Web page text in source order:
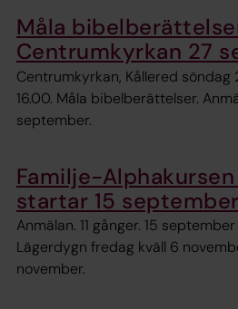
Måla
Centrumkyrkan 27
Centrumkyrkan, Kållered söndag
16.00. Måla bibelberättelser.
september.
Familje-
startar 15 september
Anmälan. 11 gånger. 15
Lägerdygn fredag kväll 6
november.